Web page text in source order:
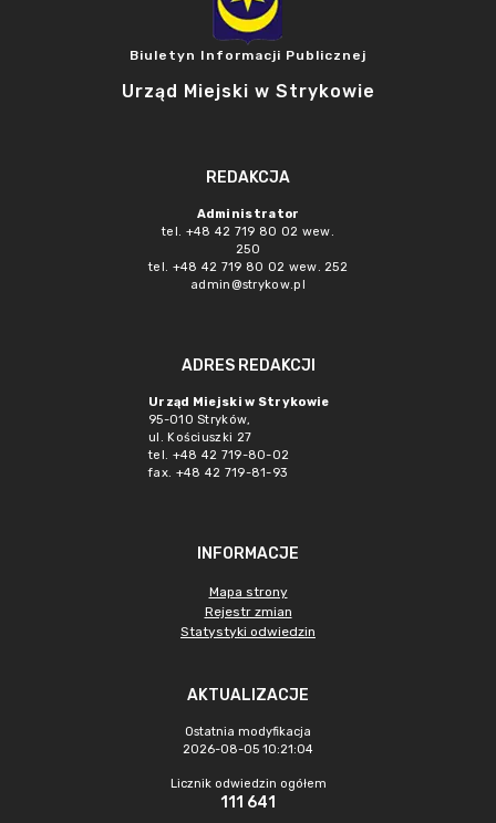
Biuletyn Informacji Publicznej
Urząd Miejski w Strykowie
REDAKCJA
Administrator
tel. +48 42 719 80 02 wew.
250
tel. +48 42 719 80 02 wew. 252
admin@strykow.pl
ADRES REDAKCJI
Urząd Miejski w Strykowie
95-010 Stryków,
ul. Kościuszki 27
tel. +48 42 719-80-02
fax. +48 42 719-81-93
INFORMACJE
Mapa strony
Rejestr zmian
Statystyki odwiedzin
AKTUALIZACJE
Ostatnia modyfikacja
2026-08-05 10:21:04
Licznik odwiedzin ogółem
111 641